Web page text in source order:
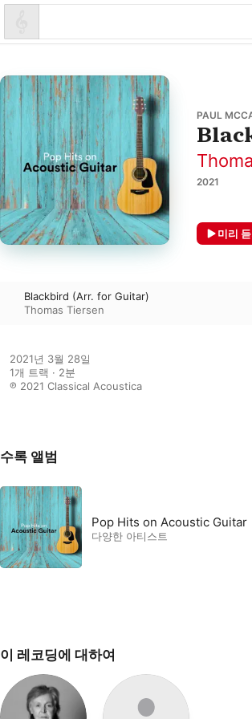
PAUL
2021
미리
Blackbird (Arr. for Guitar)
Thomas Tiersen
2021년 3월 28일
1개 트랙 · 2분
℗ 2021 Classical Acoustica
수록 앨범
Pop Hits on Acoustic Guitar
다양한 아티스트
이 레코딩에 대하여